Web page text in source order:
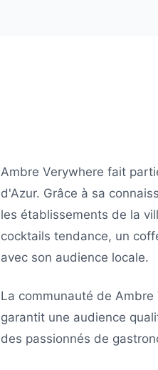
Ambre Verywhere fait
d'Azur. Grâce à sa
les établissements de la
cocktails tendance, un
avec son audience locale.
La communauté de Ambre
garantit une audience
des passionnés de